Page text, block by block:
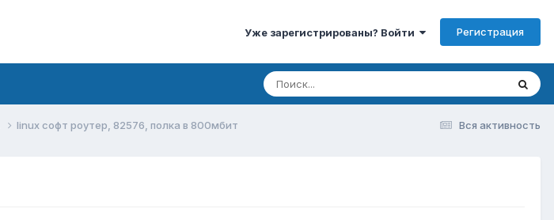
Уже зарегистрированы? Войти Регистрация
Вся активность
linux софт роутер, 82576, полка в 800мбит